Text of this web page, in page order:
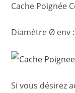
Cache Poignée
Diamètre Ø env
Si vous désirez